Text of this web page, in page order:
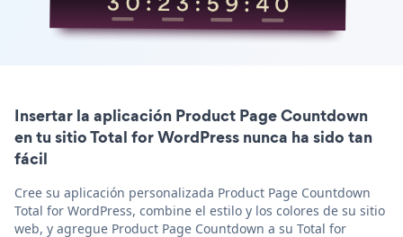
Insertar la aplicación Product Page Countdown
en tu sitio Total for WordPress nunca ha sido tan
fácil
Cree su aplicación personalizada Product Page Countdown
Total for WordPress, combine el estilo y los colores de su sitio
web, y agregue Product Page Countdown a su Total for